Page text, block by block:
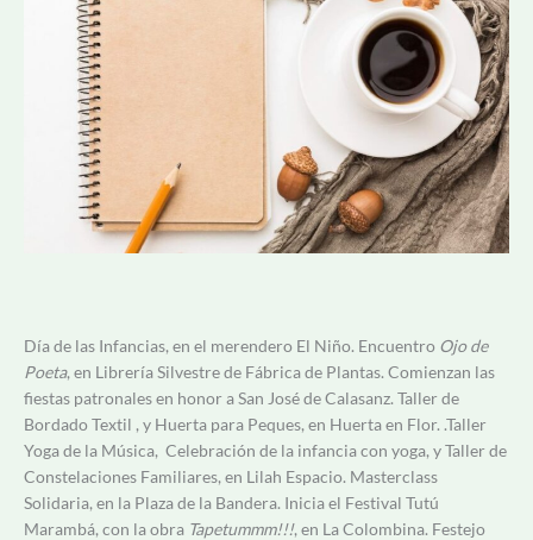
Día de las Infancias, en el merendero El Niño. Encuentro Ojo de
Poeta, en Librería Silvestre de Fábrica de Plantas. Comienzan las
fiestas patronales en honor a San José de Calasanz. Taller de
Bordado Textil , y Huerta para Peques, en Huerta en Flor. .Taller
Yoga de la Música, Celebración de la infancia con yoga, y Taller de
Constelaciones Familiares, en Lilah Espacio. Masterclass
Solidaria, en la Plaza de la Bandera. Inicia el Festival Tutú
Marambá, con la obra Tapetummm!!!, en La Colombina. Festejo